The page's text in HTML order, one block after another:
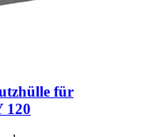
für
120